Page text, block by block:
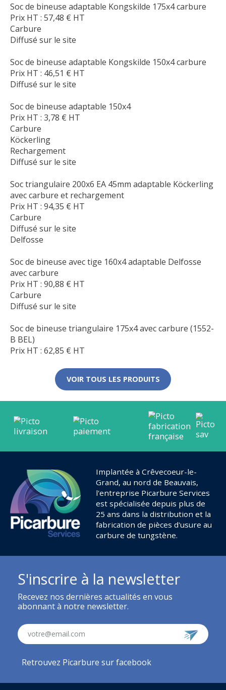
Soc de bineuse adaptable Kongskilde 175x4 carbure
Prix HT : 57,48 € HT
Carbure
Diffusé sur le site
Soc de bineuse adaptable Kongskilde 150x4 carbure
Prix HT : 46,51 € HT
Diffusé sur le site
Soc de bineuse adaptable 150x4
Prix HT : 3,78 € HT
Carbure
Köckerling
Rechargement
Diffusé sur le site
Soc triangulaire 200x6 EA 45mm adaptable Köckerling
avec carbure et rechargement
Prix HT : 94,35 € HT
Carbure
Diffusé sur le site
Delfosse
Soc de bineuse avec tige 160x4 adaptable Delfosse
avec carbure
Prix HT : 90,88 € HT
Carbure
Diffusé sur le site
Soc de bineuse triangulaire 175x4 avec carbure (1552-
B BEL)
Prix HT : 62,85 € HT
VOIR TOUS LES PRODUITS
Implantée à Crêvecoeur-le-
Grand, au nord de Beauvais,
l'entreprise Picarbure Services
est spécialisée depuis plus de
25 ans dans la distribution et la
fabrication de pièces d'usure au
carbure de tungstène.
S'inscrire à la newsletter
Recevez nos dernières actualités en vous
abonnant à notre newsletter.
votre@email.com
Retrouvez Picarbure sur facebook